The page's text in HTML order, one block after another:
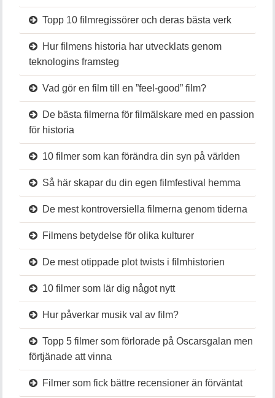
Topp 10 filmregissörer och deras bästa verk
Hur filmens historia har utvecklats genom
teknologins framsteg
Vad gör en film till en ”feel-good” film?
De bästa filmerna för filmälskare med en passion
för historia
10 filmer som kan förändra din syn på världen
Så här skapar du din egen filmfestival hemma
De mest kontroversiella filmerna genom tiderna
Filmens betydelse för olika kulturer
De mest otippade plot twists i filmhistorien
10 filmer som lär dig något nytt
Hur påverkar musik val av film?
Topp 5 filmer som förlorade på Oscarsgalan men
förtjänade att vinna
Filmer som fick bättre recensioner än förväntat